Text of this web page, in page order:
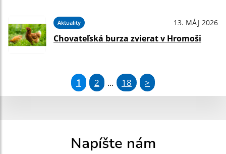
Aktuality 13. MÁJ 2026
Chovateľská burza zvierat v Hromoši
1 2 ... 18 >
Napíšte nám